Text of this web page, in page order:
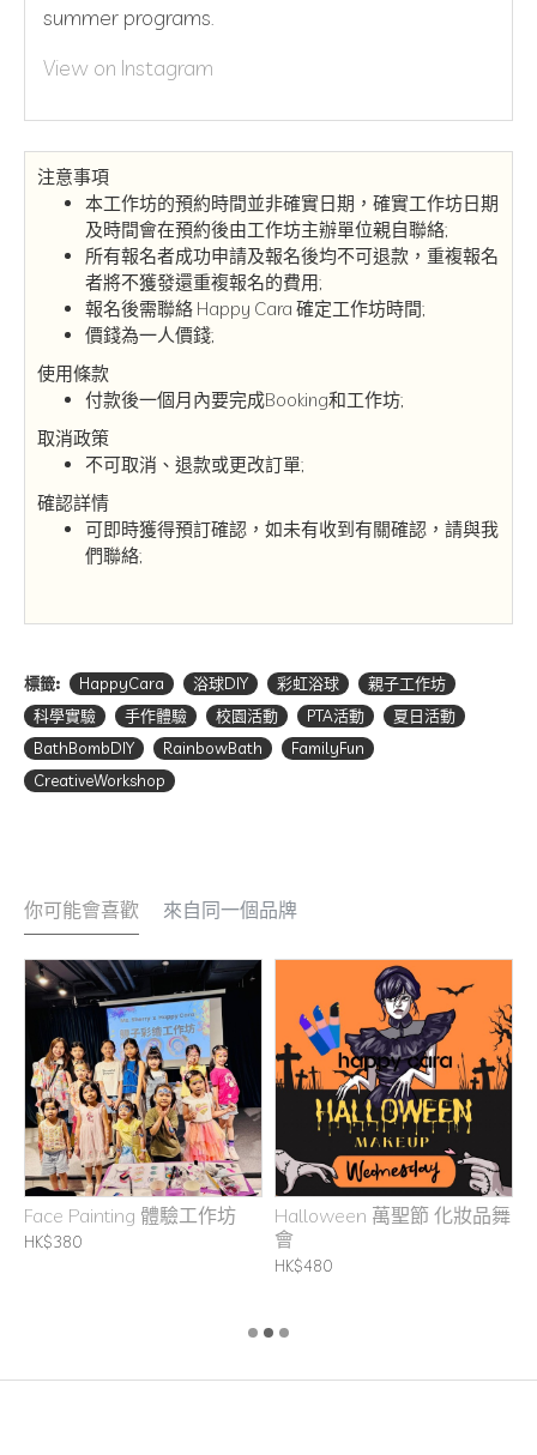
注意事項
本工作坊的預約時間並非確實日期，確實工作坊日期
及時間會在預約後由工作坊主辦單位親自聯絡;
所有報名者成功申請及報名後均不可退款，重複報名
者將不獲發還重複報名的費用;
報名後需聯絡 Happy Cara 確定工作坊時間;
價錢為一人價錢;
使用條款
付款後一個月內要完成Booking和工作坊;
取消政策
不可取消、退款或更改訂單;
確認詳情
可即時獲得預訂確認，如未有收到有關確認，請與我
們聯絡;
summer programs.
View on Instagram
標籤: HappyCara 浴球DIY 彩虹浴球
親子工作坊
科學實驗
手作體驗 校園活動 PTA活動
夏日活動
BathBombDIY
RainbowBath
FamilyFun
CreativeWorkshop
你可能會喜歡 來自同一個品牌
Face Painting 體驗工作坊
HK$380
Halloween 萬聖節 化妝品舞
會
HK$480